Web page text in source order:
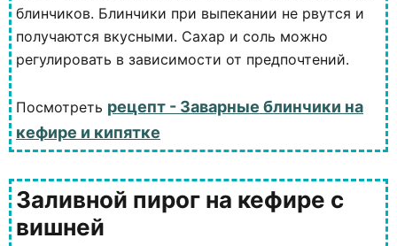
блинчиков. Блинчики при выпекании не рвутся и
получаются вкусными. Сахар и соль можно
регулировать в зависимости от предпочтений.
Посмотреть рецепт - Заварные блинчики на
кефире и кипятке
Заливной пирог на кефире с
вишней